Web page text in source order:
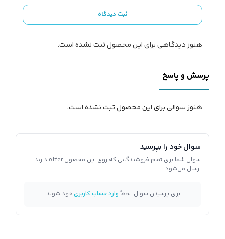
ثبت دیدگاه
هنوز دیدگاهی برای این محصول ثبت نشده است.
پرسش و پاسخ
هنوز سوالی برای این محصول ثبت نشده است.
سوال خود را بپرسید
سوال شما برای تمام فروشندگانی که روی این محصول offer دارند
ارسال می‌شود.
برای پرسیدن سوال، لطفاًوارد حساب کاربریخود شوید.